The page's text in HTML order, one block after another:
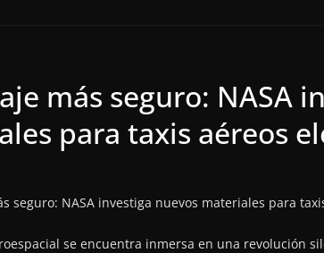
más seguro: NASA
para taxis aéreos
se encuentra inmersa en una revolución